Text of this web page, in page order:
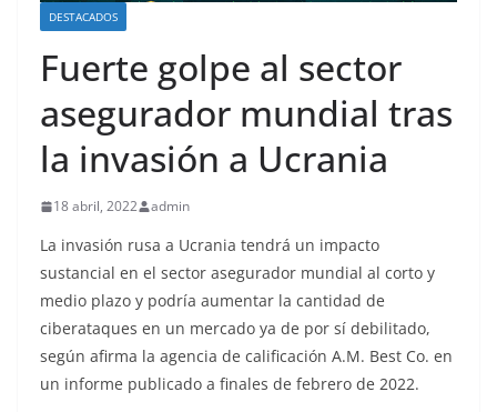
DESTACADOS
Fuerte golpe al sector
asegurador mundial tras
la invasión a Ucrania
18 abril, 2022 admin
La invasión rusa a Ucrania tendrá un impacto
sustancial en el sector asegurador mundial al corto y
medio plazo y podría aumentar la cantidad de
ciberataques en un mercado ya de por sí debilitado,
según afirma la agencia de calificación A.M. Best Co. en
un informe publicado a finales de febrero de 2022.